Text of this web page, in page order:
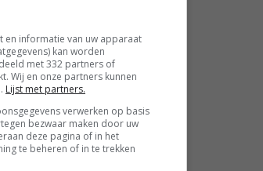
Bij het
de eileiders
komen.
en informatie van uw apparaat
kan worden
met 332 partners of
Wij en onze partners kunnen
Lijst met partners.
verwerken op basis
bezwaar maken door uw
deze pagina of in het
te beheren of in te trekken